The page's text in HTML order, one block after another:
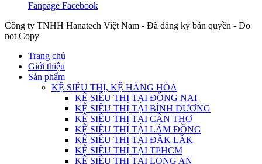
Fanpage Facebook
Công ty TNHH Hanatech Việt Nam - Đã đăng ký bản quyền - Do
not Copy
Trang chủ
Giới thiệu
Sản phẩm
KỆ SIÊU THỊ, KỆ HÀNG HÓA
KỆ SIÊU THỊ TẠI ĐỒNG NAI
KỆ SIÊU THỊ TẠI BÌNH DƯƠNG
KỆ SIÊU THỊ TẠI CẦN THƠ
KỆ SIÊU THỊ TẠI LÂM ĐỒNG
KỆ SIÊU THỊ TẠI ĐẮK LẮK
KỆ SIÊU THỊ TẠI TPHCM
KỆ SIÊU THỊ TẠI LONG AN